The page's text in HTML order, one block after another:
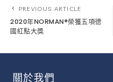
PREVIOUS ARTICLE
2020年NORMAN®榮獲五項德
國紅點大獎
關於我們